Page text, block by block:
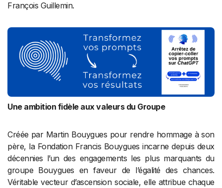
François Guillemin.
Une ambition fidèle aux valeurs du Groupe
Créée par Martin Bouygues pour rendre hommage à son
père, la Fondation Francis Bouygues incarne depuis deux
décennies l’un des engagements les plus marquants du
groupe Bouygues en faveur de l’égalité des chances.
Véritable vecteur d’ascension sociale, elle attribue chaque